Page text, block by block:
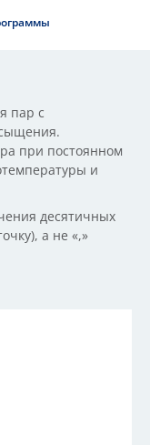
пар с
при постоянном
и
десятичных
а не «,»